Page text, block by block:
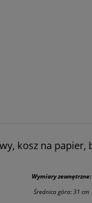
kosz na papier,
Wymiary zewnętrzne:
Średnica góra: 31 cm